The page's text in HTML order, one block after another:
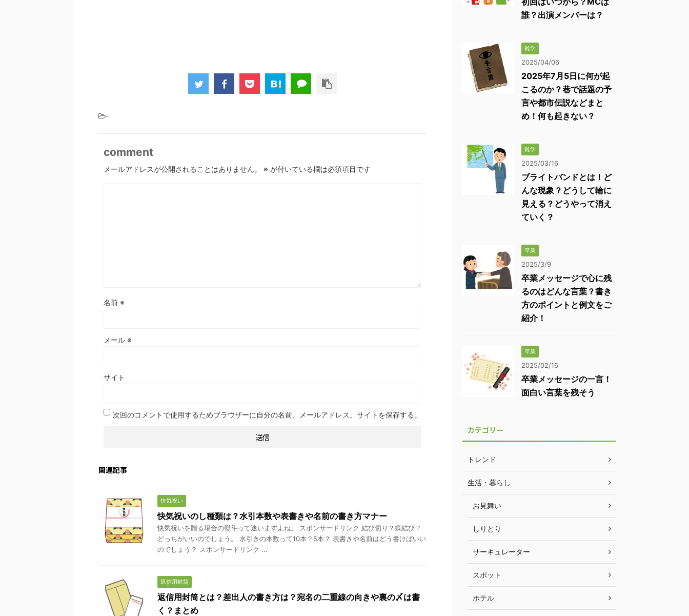
-
comment
メールアドレスが公開されることはありません。 ※ が付いている欄は必須項目です
名前 ※
メール ※
サイト
次回のコメントで使用するためブラウザーに自分の名前、メールアドレス、サイトを保存する。
関連記事
快気祝い
快気祝いのし種類は？水引本数や表書きや名前の書き方マナー
快気祝いを贈る場合の熨斗って迷いますよね。 スポンサードリンク 結び切り？蝶結び？
どっちがいいのでしょう。 水引きの本数って10本？5本？ 表書きや名前はどう書けばいい
のでしょう？ スポンサードリンク ...
返信用封筒
返信用封筒とは？差出人の書き方は？宛名の二重線の向きや裏の〆は書
く？まとめ
誰？出演メンバーは？
雑学
2025/04/06
2025年7月5日に何が起
こるのか？巷で話題の予
言や都市伝説などまと
め！何も起きない？
雑学
2025/03/16
ブライトバンドとは！ど
んな現象？どうして輪に
見える？どうやって消え
ていく？
卒業
2025/3/9
卒業メッセージで心に残
るのはどんな言葉？書き
方のポイントと例文をご
紹介！
卒業
2025/02/16
卒業メッセージの一言！
面白い言葉を残そう
カテゴリー
トレンド
生活・暮らし
お見舞い
しりとり
サーキュレーター
スポット
ホテル